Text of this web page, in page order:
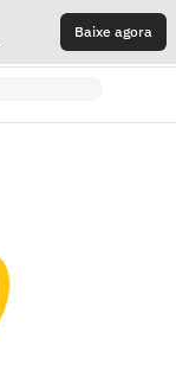
Baixe agora